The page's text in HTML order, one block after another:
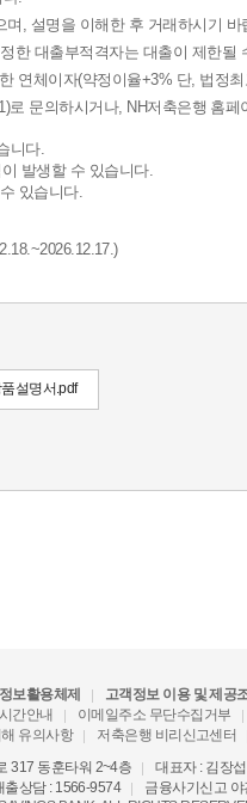
, 설명을 이해한 후 거래하시기 바
한 대출부적격자는 대출이 제한될
연체이자(약정이율+3% 단, 법정
로 문의하시거나, NH저축은행 홈페
니다.
발생할 수 있습니다.
있습니다.
설명서.pdf
보활용체제 고객정보 이용 및 제공
간안내 이메일주소 무단수집거부
유의사항 저축은행 비리신고센터
317 동훈타워 2~4층
대표자 : 김장섭
출상담 : 1566-9574
금융사기신고